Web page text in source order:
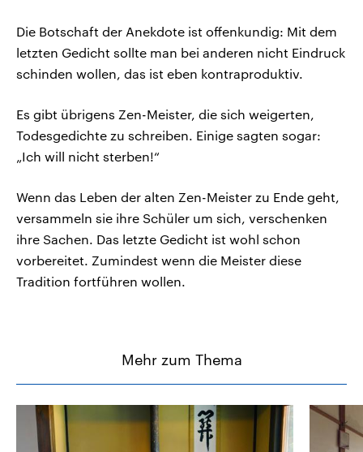
Die Botschaft der Anekdote ist offenkundig: Mit dem
letzten Gedicht sollte man bei anderen nicht Eindruck
schinden wollen, das ist eben kontraproduktiv.
Es gibt übrigens Zen-Meister, die sich weigerten,
Todesgedichte zu schreiben. Einige sagten sogar:
„Ich will nicht sterben!“
Wenn das Leben der alten Zen-Meister zu Ende geht,
versammeln sie ihre Schüler um sich, verschenken
ihre Sachen. Das letzte Gedicht ist wohl schon
vorbereitet. Zumindest wenn die Meister diese
Tradition fortführen wollen.
Mehr zum Thema